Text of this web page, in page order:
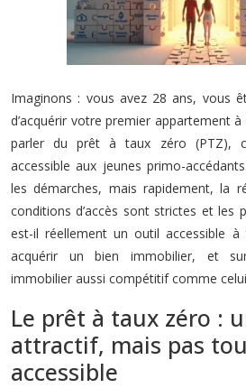
Imaginons : vous avez 28 ans, vous
d’acquérir votre premier appartement
parler du prêt à taux zéro (PTZ),
accessible aux jeunes primo-
les démarches, mais rapidement, la
conditions d’accès sont strictes et les
est-il réellement un outil accessible
acquérir un bien immobilier, et
immobilier aussi compétitif comme
Le prêt à taux zéro :
attractif, mais pas
accessible